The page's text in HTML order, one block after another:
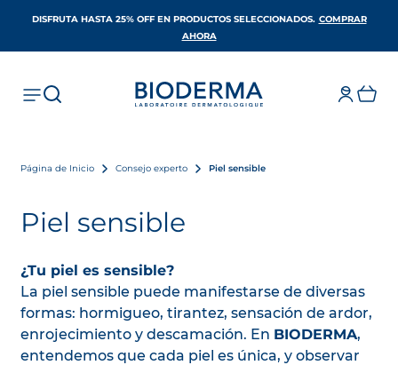
DISFRUTA HASTA 25% OFF EN PRODUCTOS SELECCIONADOS​. COMPRAR
AHORA
Página de Inicio Consejo experto Piel sensible
Piel sensible
¿Tu piel es sensible?
La piel sensible puede manifestarse de diversas
formas: hormigueo, tirantez, sensación de ardor,
enrojecimiento y descamación. En BIODERMA,
entendemos que cada piel es única, y observar